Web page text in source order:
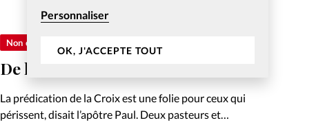
Personnaliser
OK, J'ACCEPTE TOUT
Non classé
De la folie à l’allergie de la Croix
La prédication de la Croix est une folie pour ceux qui
périssent, disait l’apôtre Paul. Deux pasteurs et